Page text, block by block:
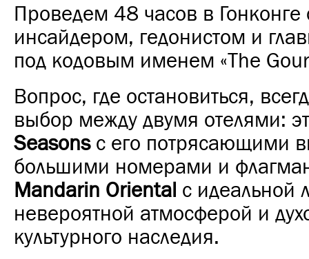
Проведем 48 часов в
инсайдером, гедонистом и
под кодовым именем «The
Вопрос, где остановиться,
выбор между двумя отелями:
Seasonsс его потрясающими
большими номерами и
Mandarin Oriental с идеальной
невероятной атмосферой и
культурного наследия.